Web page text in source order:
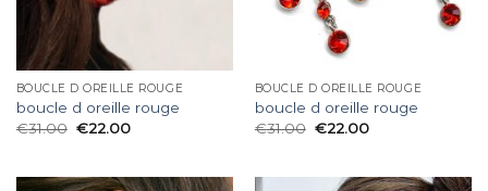
BOUCLE D OREILLE ROUGE
boucle d oreille rouge
€31.00 €22.00
BOUCLE D OREILLE ROUGE
boucle d oreille rouge
€31.00 €22.00